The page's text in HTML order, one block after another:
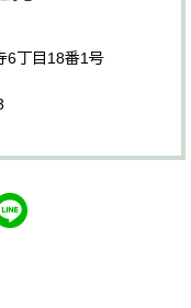
6丁目18番1号